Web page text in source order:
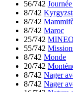
56/742
8/742
8/742
8/742 Maroc
25/742 MINEO
55/742
8/742 Monde
20/742
8/742 Nager
8/742 Nager